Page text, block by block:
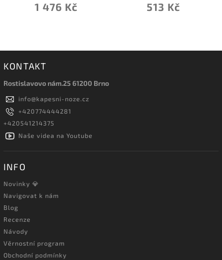
1 476 Kč 513 Kč
KONTAKT
Rostislavovo nám.25 61200 Brno
info@kapesni-noze.cz
+420774444281
+420541214375
Naše videa na Youtube
INFO
Novinky 💎
Navigovat k nám
Blog
Recenze
Návody
Věrnostní program
Obchodní podmínky